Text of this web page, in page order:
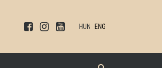
HUN ENG